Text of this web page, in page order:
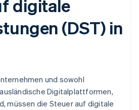
digitale
(DST) in
und sowohl
Digitalplattformen,
müssen die Steuer auf digitale